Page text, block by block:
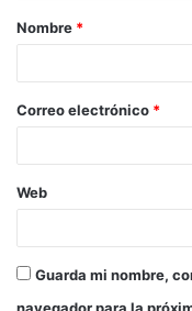
Nombre *
Correo electrónico *
Web
Guarda mi nombre,